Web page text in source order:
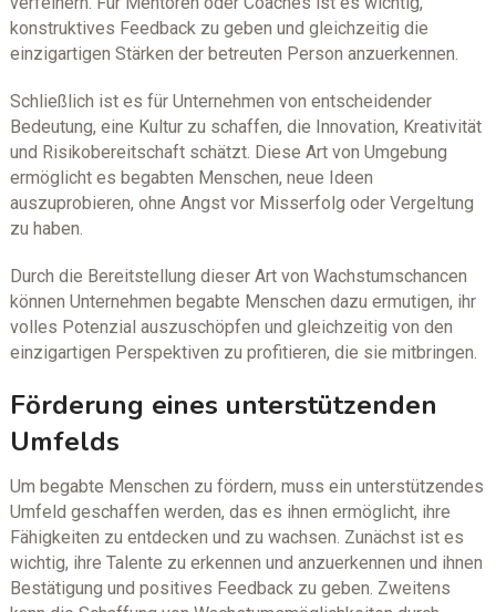
konstruktives Feedback zu geben und gleichzeitig die
einzigartigen Stärken der betreuten Person anzuerkennen.
Schließlich ist es für Unternehmen von entscheidender
Bedeutung, eine Kultur zu schaffen, die Innovation, Kreativität
und Risikobereitschaft schätzt. Diese Art von Umgebung
ermöglicht es begabten Menschen, neue Ideen
auszuprobieren, ohne Angst vor Misserfolg oder Vergeltung
zu haben.
Durch die Bereitstellung dieser Art von Wachstumschancen
können Unternehmen begabte Menschen dazu ermutigen, ihr
volles Potenzial auszuschöpfen und gleichzeitig von den
einzigartigen Perspektiven zu profitieren, die sie mitbringen.
Förderung eines unterstützenden
Umfelds
Um begabte Menschen zu fördern, muss ein unterstützendes
Umfeld geschaffen werden, das es ihnen ermöglicht, ihre
Fähigkeiten zu entdecken und zu wachsen. Zunächst ist es
wichtig, ihre Talente zu erkennen und anzuerkennen und ihnen
Bestätigung und positives Feedback zu geben. Zweitens